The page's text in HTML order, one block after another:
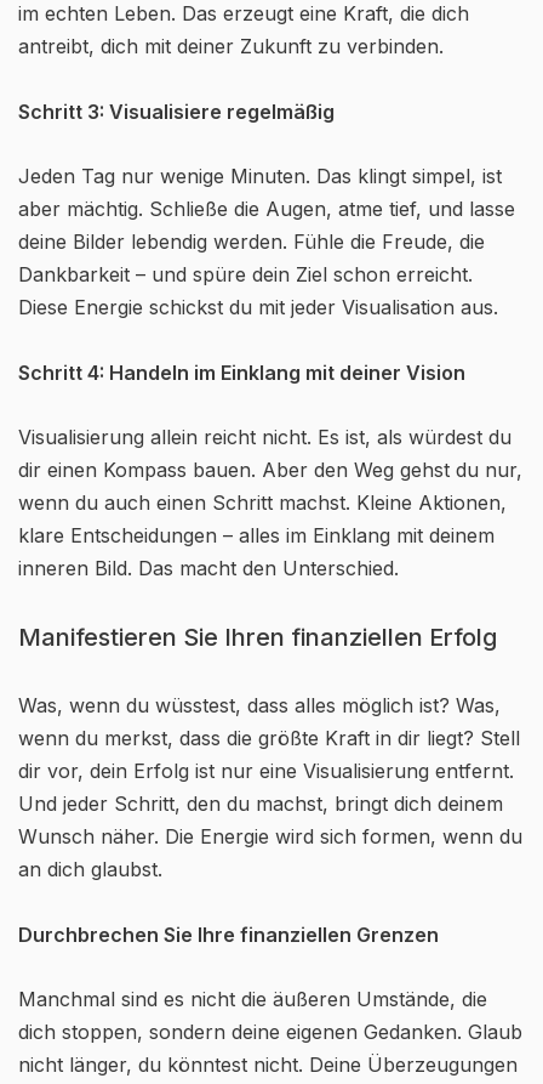
im echten Leben. Das erzeugt eine Kraft, die dich
antreibt, dich mit deiner Zukunft zu verbinden.
Schritt 3: Visualisiere regelmäßig
Jeden Tag nur wenige Minuten. Das klingt simpel, ist
aber mächtig. Schließe die Augen, atme tief, und lasse
deine Bilder lebendig werden. Fühle die Freude, die
Dankbarkeit – und spüre dein Ziel schon erreicht.
Diese Energie schickst du mit jeder Visualisation aus.
Schritt 4: Handeln im Einklang mit deiner Vision
Visualisierung allein reicht nicht. Es ist, als würdest du
dir einen Kompass bauen. Aber den Weg gehst du nur,
wenn du auch einen Schritt machst. Kleine Aktionen,
klare Entscheidungen – alles im Einklang mit deinem
inneren Bild. Das macht den Unterschied.
Manifestieren Sie Ihren finanziellen Erfolg
Was, wenn du wüsstest, dass alles möglich ist? Was,
wenn du merkst, dass die größte Kraft in dir liegt? Stell
dir vor, dein Erfolg ist nur eine Visualisierung entfernt.
Und jeder Schritt, den du machst, bringt dich deinem
Wunsch näher. Die Energie wird sich formen, wenn du
an dich glaubst.
Durchbrechen Sie Ihre finanziellen Grenzen
Manchmal sind es nicht die äußeren Umstände, die
dich stoppen, sondern deine eigenen Gedanken. Glaub
nicht länger, du könntest nicht. Deine Überzeugungen